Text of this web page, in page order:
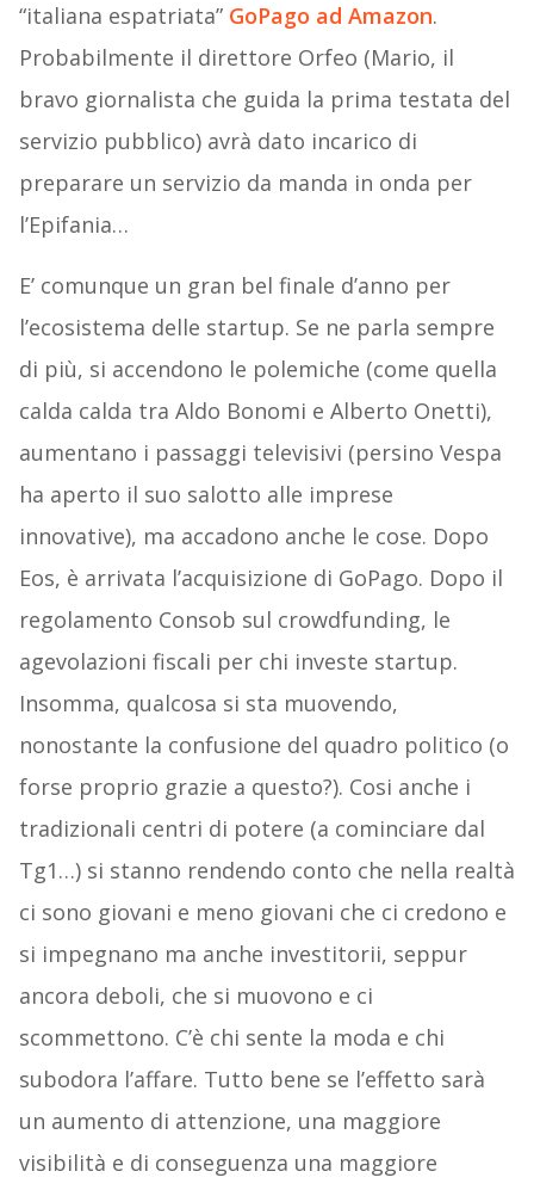
“italiana espatriata” GoPago ad Amazon.
Probabilmente il direttore Orfeo (Mario, il
bravo giornalista che guida la prima testata del
servizio pubblico) avrà dato incarico di
preparare un servizio da manda in onda per
l’Epifania…
E’ comunque un gran bel finale d’anno per
l’ecosistema delle startup. Se ne parla sempre
di più, si accendono le polemiche (come quella
calda calda tra Aldo Bonomi e Alberto Onetti),
aumentano i passaggi televisivi (persino Vespa
ha aperto il suo salotto alle imprese
innovative), ma accadono anche le cose. Dopo
Eos, è arrivata l’acquisizione di GoPago. Dopo il
regolamento Consob sul crowdfunding, le
agevolazioni fiscali per chi investe startup.
Insomma, qualcosa si sta muovendo,
nonostante la confusione del quadro politico (o
forse proprio grazie a questo?). Cosi anche i
tradizionali centri di potere (a cominciare dal
Tg1…) si stanno rendendo conto che nella realtà
ci sono giovani e meno giovani che ci credono e
si impegnano ma anche investitorii, seppur
ancora deboli, che si muovono e ci
scommettono. C’è chi sente la moda e chi
subodora l’affare. Tutto bene se l’effetto sarà
un aumento di attenzione, una maggiore
visibilità e di conseguenza una maggiore